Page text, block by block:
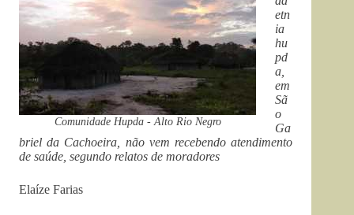
Comunidade Hupda - Alto Rio Negro
etn
ia
hu
pd
a,
em
Sã
o
Ga
briel da Cachoeira, não vem recebendo atendimento
de saúde, segundo relatos de moradores
Elaíze Farias